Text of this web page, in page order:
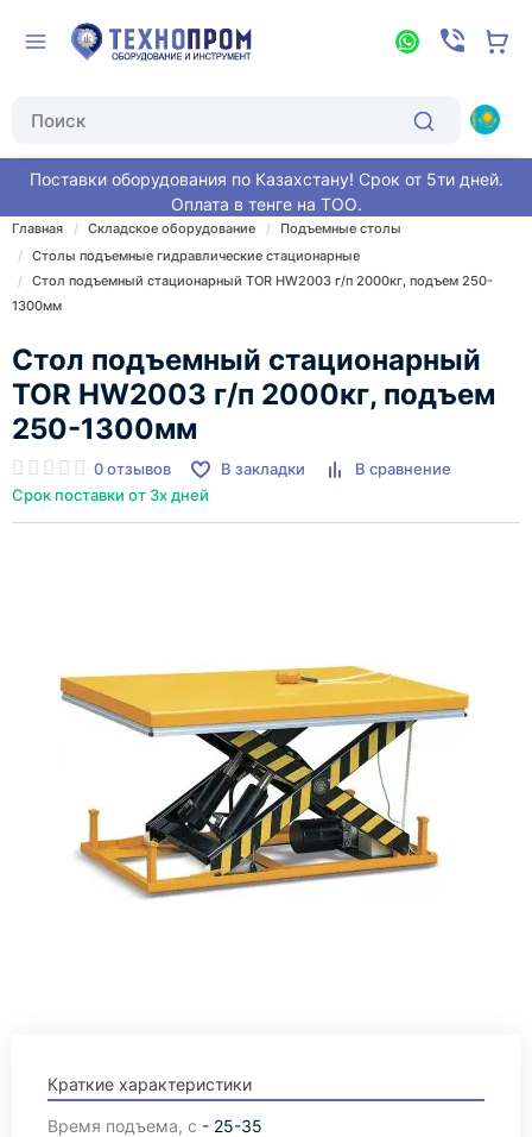
Поставки оборудования по Казахстану! Срок от 5ти дней.
Оплата в тенге на ТОО.
Главная Складское оборудование
Подъемные столы
Столы подъемные гидравлические стационарные
Стол подъемный стационарный TOR HW2003 г/п 2000кг, подъем 250-
1300мм
Стол подъемный стационарный
TOR HW2003 г/п 2000кг, подъем
250-1300мм
0 отзывов В закладки
В сравнение
Срок поставки от 3х дней
Краткие характеристики
Время подъема, с - 25-35